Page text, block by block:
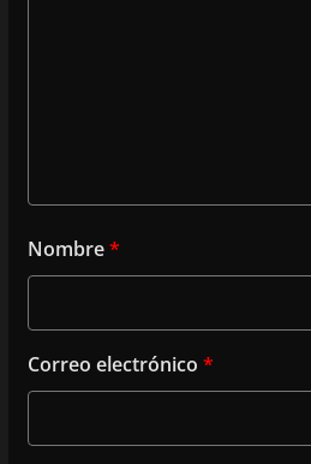
Nombre*
Correo electrónico *